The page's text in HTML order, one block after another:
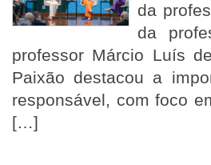
da
da
professor Márcio Luís
Paixão destacou a
responsável, com foco
[…]